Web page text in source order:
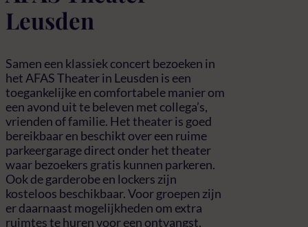
Leusden
Samen een klassiek concert bezoeken in
het AFAS Theater in Leusden is een
toegankelijke en comfortabele manier om
een avond uit te beleven met collega’s,
vrienden of familie. Het theater is goed
bereikbaar en beschikt over een ruime
parkeergarage direct onder het theater
waar bezoekers gratis kunnen parkeren.
Ook de garderobe en lockers zijn
kosteloos beschikbaar. Voor groepen zijn
er daarnaast mogelijkheden om extra
ruimtes te huren voor een ontvangst,